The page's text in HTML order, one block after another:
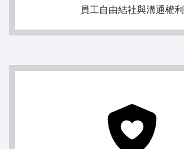
員工自由結社與溝通權利